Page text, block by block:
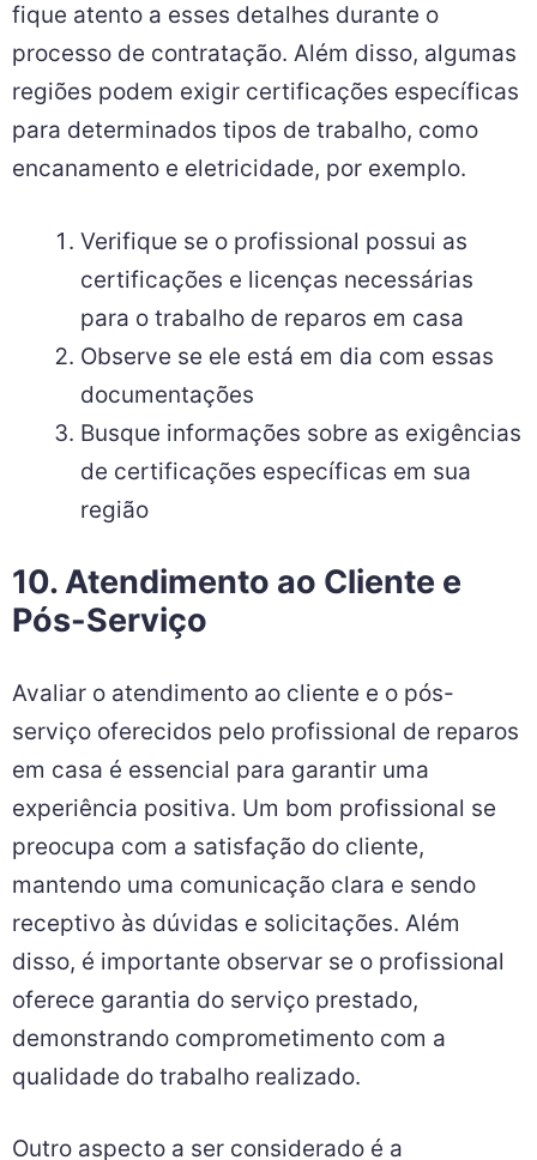
fique atento a esses detalhes durante o
processo de contratação. Além disso, algumas
regiões podem exigir certificações específicas
para determinados tipos de trabalho, como
encanamento e eletricidade, por exemplo.
Verifique se o profissional possui as
certificações e licenças necessárias
para o trabalho de reparos em casa
Observe se ele está em dia com essas
documentações
Busque informações sobre as exigências
de certificações específicas em sua
região
10. Atendimento ao Cliente e
Pós-Serviço
Avaliar o atendimento ao cliente e o pós-
serviço oferecidos pelo profissional de reparos
em casa é essencial para garantir uma
experiência positiva. Um bom profissional se
preocupa com a satisfação do cliente,
mantendo uma comunicação clara e sendo
receptivo às dúvidas e solicitações. Além
disso, é importante observar se o profissional
oferece garantia do serviço prestado,
demonstrando comprometimento com a
qualidade do trabalho realizado.
Outro aspecto a ser considerado é a